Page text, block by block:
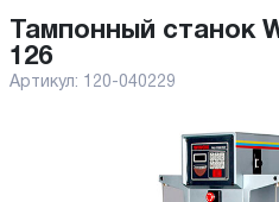
126
Артикул: 120-040229